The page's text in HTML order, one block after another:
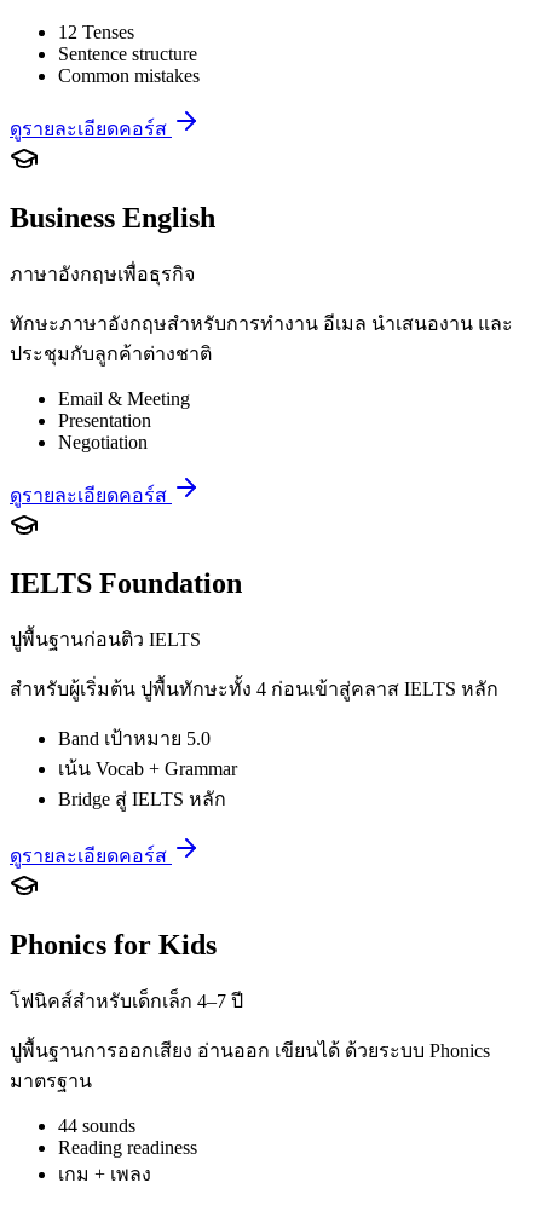
12 Tenses
Sentence structure
Common mistakes
ดูรายละเอียดคอร์ส
Business English
ภาษาอังกฤษเพื่อธุรกิจ
ทักษะภาษาอังกฤษสำหรับการทำงาน อีเมล นำเสนองาน และ
ประชุมกับลูกค้าต่างชาติ
Email & Meeting
Presentation
Negotiation
ดูรายละเอียดคอร์ส
IELTS Foundation
ปูพื้นฐานก่อนติว IELTS
สำหรับผู้เริ่มต้น ปูพื้นทักษะทั้ง 4 ก่อนเข้าสู่คลาส IELTS หลัก
Band เป้าหมาย 5.0
เน้น Vocab + Grammar
Bridge สู่ IELTS หลัก
ดูรายละเอียดคอร์ส
Phonics for Kids
โฟนิคส์สำหรับเด็กเล็ก 4–7 ปี
ปูพื้นฐานการออกเสียง อ่านออก เขียนได้ ด้วยระบบ Phonics
มาตรฐาน
44 sounds
Reading readiness
เกม + เพลง